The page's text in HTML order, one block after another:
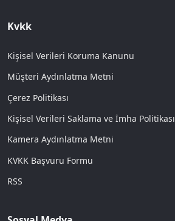
Kvkk
Kişisel Verileri Koruma Kanunu
Müşteri Aydınlatma Metni
Çerez Politikası
Kişisel Verileri Saklama ve İmha Politikası
Kamera Aydınlatma Metni
KVKK Başvuru Formu
RSS